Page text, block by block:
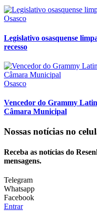
Osasco
Legislativo osasquense
recesso
Osasco
Vencedor do Grammy
Câmara Municipal
Nossas notícias no
Receba as notícias do
mensagens.
Telegram
Whatsapp
Facebook
Entrar